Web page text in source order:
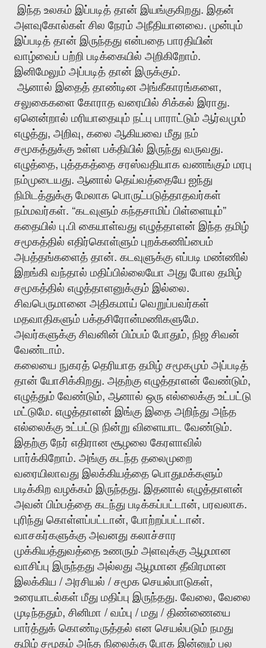
இந்த உலகம் இப்படித் தான் இயங்குகிறது. இதன்
அளவுகோல்கள் சில நேரம் அநீதியானவை. முன்பும்
இப்படித் தான் இருந்தது என்பதை பாரதியின்
வாழ்வைப் பற்றி படிக்கையில் அறிகிறோம்.
இனிமேலும் அப்படித் தான் இருக்கும்.
ஆனால் இதைத் தாண்டின அங்கீகாரங்களை,
சலுகைகளை கோராத வரையில் சிக்கல் இராது.
ஏனென்றால் மரியாதையும் நட்பு பாராட்டும் ஆர்வமும்
எழுத்து, அறிவு, கலை ஆகியவை மீது நம்
சமூகத்துக்கு உள்ள பக்தியில் இருந்து வருவது.
எழுத்தை, புத்தகத்தை சரஸ்வதியாக வணங்கும் மரபு
நம்முடையது. ஆனால் தெய்வத்தையே ஐந்து
நிமிடத்துக்கு மேலாக பொருட்படுத்தாதவர்கள்
நம்மவர்கள். “கடவுளும் கந்தசாமிப் பிள்ளையும்”
கதையில் பு.பி கையாள்வது எழுத்தாளன் இந்த தமிழ்
சமூகத்தில் எதிர்கொள்ளும் புறக்கணிப்பைம்
அபத்தங்களைத் தான். கடவுளுக்கு எப்படி மண்ணில்
இறங்கி வந்தால் மதிப்பில்லையோ அது போல தமிழ்
சமூகத்தில் எழுத்தாளனுக்கும் இல்லை.
சிவபெருமானை அதிகமாய் வெறுப்பவர்கள்
மதவாதிகளும் பக்தசிரோன்மணிகளுமே.
அவர்களுக்கு சிவனின் பிம்பம் போதும், நிஜ சிவன்
வேண்டாம்.
கலையை நுகரத் தெரியாத தமிழ் சமூகமும் அப்படித்
தான் யோசிக்கிறது. அதற்கு எழுத்தாளன் வேண்டும்,
எழுத்தும் வேண்டும், ஆனால் ஒரு எல்லைக்கு உட்பட்டு
மட்டுமே. எழுத்தாளன் இங்கு இதை அறிந்து அந்த
எல்லைக்கு உட்பட்டு நின்று விளையாட வேண்டும்.
இதற்கு நேர் எதிரான சூழலை கேரளாவில்
பார்க்கிறோம். அங்கு கடந்த தலைமுறை
வரையிலாவது இலக்கியத்தை பொதுமக்களும்
படிக்கிற வழக்கம் இருந்தது. இதனால் எழுத்தாளன்
அவன் பிம்பத்தை கடந்து படிக்கப்பட்டான், பரவலாக.
புரிந்து கொள்ளப்பட்டான், போற்றப்பட்டான்.
வாசகர்களுக்கு அவனது கலாச்சார
முக்கியத்துவத்தை உணரும் அளவுக்கு ஆழமான
வாசிப்பு இருந்தது அல்லது ஆழமான தீவிரமான
இலக்கிய /அரசியல் /சமூக செயல்பாடுகள்,
உரையாடல்கள் மீது மதிப்பு இருந்தது. வேலை, வேலை
முடிந்ததும், சினிமா /வம்பு /மது /திண்ணையை
பார்த்துக் கொண்டிருத்தல் என செயல்படும் நமது
தமிழ் சமூகம் அந்த நிலைக்கு போக இன்னும் பல